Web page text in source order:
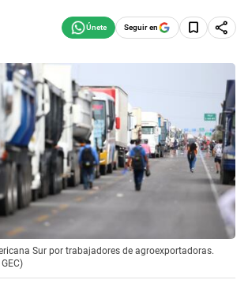
Seguir en
Sur por trabajadores de agroexportadoras.